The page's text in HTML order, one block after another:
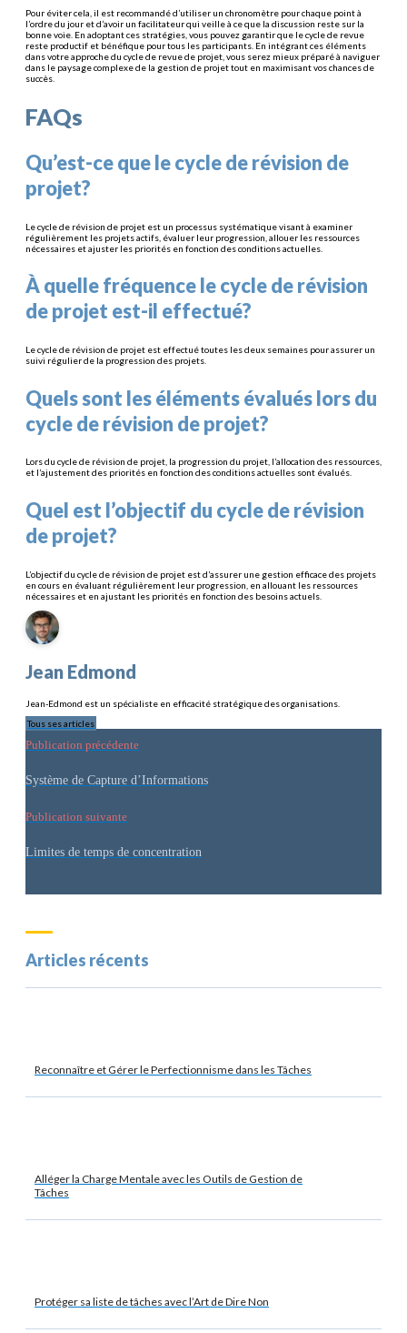
Articles récents
Reconnaître et Gérer le Perfectionnisme dans les Tâches
Alléger la Charge Mentale avec les Outils de Gestion de
Tâches
Protéger sa liste de tâches avec l’Art de Dire Non
Pour éviter cela, il est recommandé d’utiliser un chronomètre pour chaque point à
l’ordre du jour et d’avoir un facilitateur qui veille à ce que la discussion reste sur la
bonne voie. En adoptant ces stratégies, vous pouvez garantir que le cycle de revue
reste productif et bénéfique pour tous les participants. En intégrant ces éléments
dans votre approche du cycle de revue de projet, vous serez mieux préparé à naviguer
dans le paysage complexe de la gestion de projet tout en maximisant vos chances de
succès.
FAQs
Qu’est-ce que le cycle de révision de
projet?
Le cycle de révision de projet est un processus systématique visant à examiner
régulièrement les projets actifs, évaluer leur progression, allouer les ressources
nécessaires et ajuster les priorités en fonction des conditions actuelles.
À quelle fréquence le cycle de révision
de projet est-il effectué?
Le cycle de révision de projet est effectué toutes les deux semaines pour assurer un
suivi régulier de la progression des projets.
Quels sont les éléments évalués lors du
cycle de révision de projet?
Lors du cycle de révision de projet, la progression du projet, l’allocation des ressources,
et l’ajustement des priorités en fonction des conditions actuelles sont évalués.
Quel est l’objectif du cycle de révision
de projet?
L’objectif du cycle de révision de projet est d’assurer une gestion efficace des projets
en cours en évaluant régulièrement leur progression, en allouant les ressources
nécessaires et en ajustant les priorités en fonction des besoins actuels.
Jean Edmond
Jean-Edmond est un spécialiste en efficacité stratégique des organisations.
Tous ses articles
Publication précédente
Système de Capture d’Informations
Publication suivante
Limites de temps de concentration